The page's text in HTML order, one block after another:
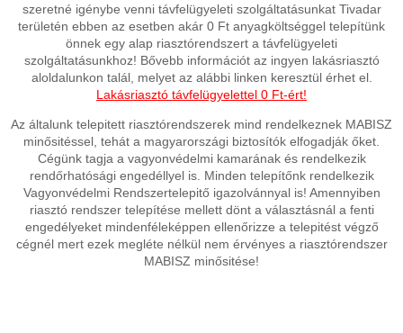
szeretné igénybe venni távfelügyeleti szolgáltatásunkat Tivadar
területén ebben az esetben akár 0 Ft anyagköltséggel telepítünk
önnek egy alap riasztórendszert a távfelügyeleti
szolgáltatásunkhoz! Bővebb információt az ingyen lakásriasztó
aloldalunkon talál, melyet az alábbi linken keresztül érhet el.
Lakásriasztó távfelügyelettel 0 Ft-ért!
Az általunk telepitett riasztórendszerek mind rendelkeznek MABISZ
minősitéssel, tehát a magyarországi biztosítók elfogadják őket.
Cégünk tagja a vagyonvédelmi kamarának és rendelkezik
rendőrhatósági engedéllyel is. Minden telepítőnk rendelkezik
Vagyonvédelmi Rendszertelepitő igazolvánnyal is! Amennyiben
riasztó rendszer telepítése mellett dönt a választásnál a fenti
engedélyeket mindenféleképpen ellenőrizze a telepitést végző
cégnél mert ezek megléte nélkül nem érvényes a riasztórendszer
MABISZ minősitése!